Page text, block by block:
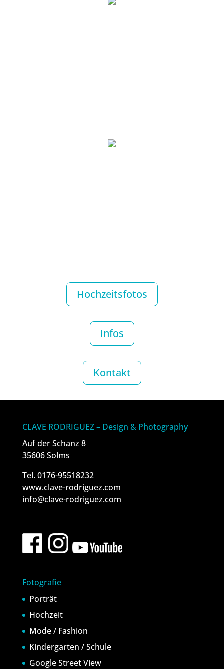
Hochzeitsfotos
Infos
Kontakt
CLAVE RODRIGUEZ – Design & Photography
Auf der Schanz 8
35606 Solms
Tel. 0176-95518232
www.clave-rodriguez.com
info@clave-rodriguez.com
Fotografie
Porträt
Hochzeit
Mode / Fashion
Kindergarten / Schule
Google Street View